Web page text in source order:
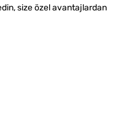
size özel avantajlardan